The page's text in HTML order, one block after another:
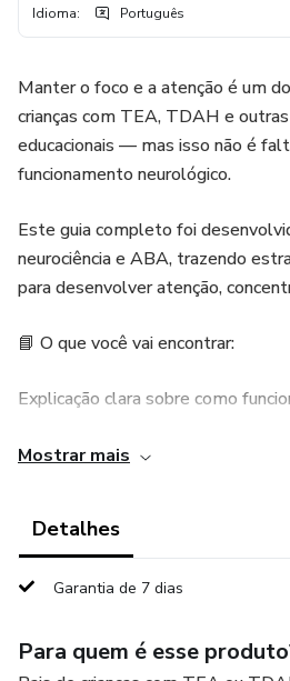
Idioma: Português
Manter o foco e a atenção é um
crianças com TEA, TDAH e
educacionais — mas isso não é
funcionamento neurológico.
Este guia completo foi
neurociência e ABA, trazendo
para desenvolver atenção,
📘 O que você vai encontrar:
Explicação clara sobre como
Diferença entre desatenção e
Técnicas baseadas em ABA
prompting)
40 atividades práticas para treinar
Mostrar mais
Detalhes
Garantia de 7 dias
Para quem é esse